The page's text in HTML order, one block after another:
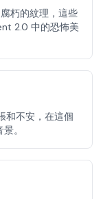
朽的紋理，這些
2.0 中的恐怖美
和不安，在這個
。